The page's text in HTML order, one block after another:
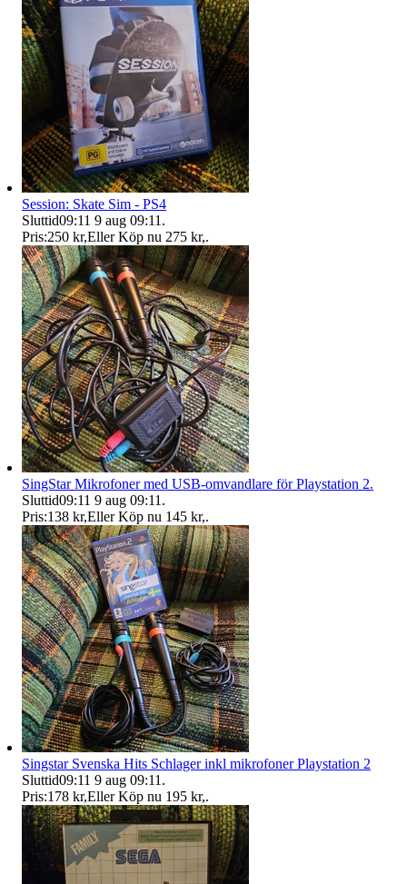
Session: Skate Sim - PS4
Sluttid09:11 9 aug 09:11 .
Pris:250 kr,Eller Köp nu 275 kr,.
SingStar Mikrofoner med USB-omvandlare för Playstation 2.
Sluttid09:11 9 aug 09:11 .
Pris:138 kr,Eller Köp nu 145 kr,.
Singstar Svenska Hits Schlager inkl mikrofoner Playstation 2
Sluttid09:11 9 aug 09:11 .
Pris:178 kr,Eller Köp nu 195 kr,.